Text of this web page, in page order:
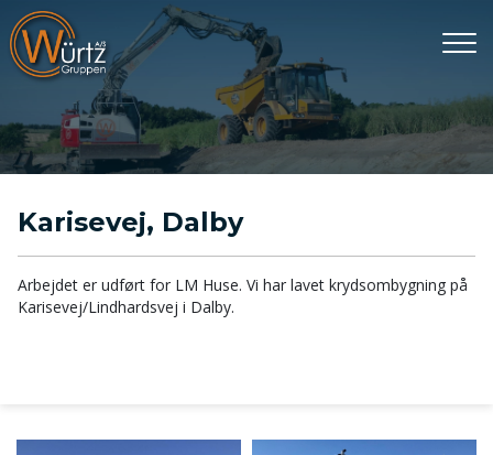
Gå
til
hovedindhold
Karisevej, Dalby
Arbejdet er udført for LM Huse. Vi har lavet krydsombygning på
Karisevej/Lindhardsvej i Dalby.